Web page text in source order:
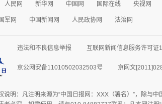
人民网 新华网 中国网 国际在线 央视网
军网 中国新闻网 人民政协网 法治网
违法和不良信息举报 互联网新闻信息服务许可
京公网安备11010502032503号 京网文
说明：凡注明来源为“中国日报网：XXX（署名）”，除与